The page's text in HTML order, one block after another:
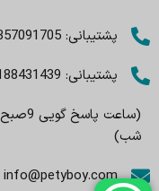
پشتیبانی: 09357091705
پشتیبانی: 02188431439
شب)
info@petyboy.com